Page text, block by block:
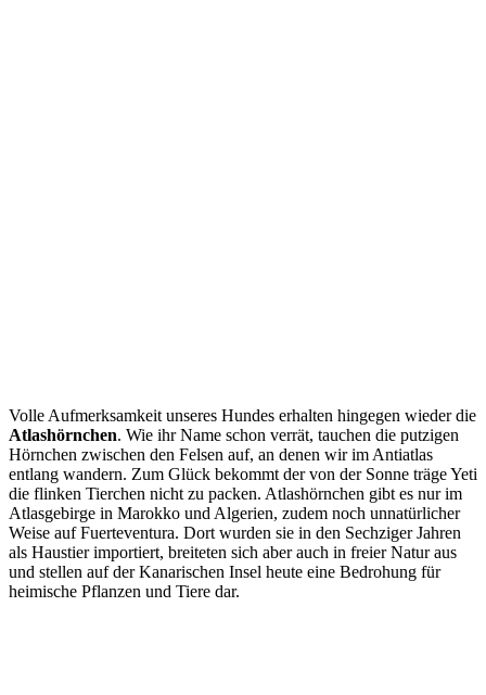
Volle Aufmerksamkeit unseres Hundes erhalten hingegen wieder die
Atlashörnchen. Wie ihr Name schon verrät, tauchen die putzigen
Hörnchen zwischen den Felsen auf, an denen wir im Antiatlas
entlang wandern. Zum Glück bekommt der von der Sonne träge Yeti
die flinken Tierchen nicht zu packen. Atlashörnchen gibt es nur im
Atlasgebirge in Marokko und Algerien, zudem noch unnatürlicher
Weise auf Fuerteventura. Dort wurden sie in den Sechziger Jahren
als Haustier importiert, breiteten sich aber auch in freier Natur aus
und stellen auf der Kanarischen Insel heute eine Bedrohung für
heimische Pflanzen und Tiere dar.